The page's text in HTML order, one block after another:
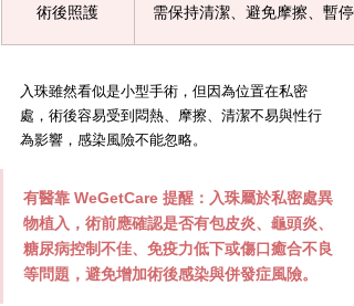
術後照護 需保持清潔、避免摩擦、暫
入珠雖然看似是小型手術，但因為位置在私密
處，術後容易受到悶熱、摩擦、清潔不易與性行
為影響，感染風險不能忽略。
有醫靠 WeGetCare 提醒：入珠屬於私密處異
物植入，術前應確認是否有包皮炎、龜頭炎、
糖尿病控制不佳、免疫力低下或傷口癒合不良
等問題，避免增加術後感染與併發症風險。